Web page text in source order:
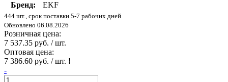
Бренд:
EKF
444 шт., срок поставки 5-7 рабочих дней
Обновлено 06.08.2026
Розничная цена:
7 537.35 руб. / шт.
Оптовая цена:
7 386.60 руб. / шт. !
-